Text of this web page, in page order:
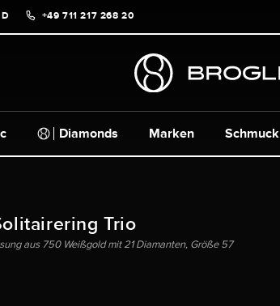
+49 711 217 268 20
Diamonds Marken Schmuck
Trio
aus 750 Weißgold mit 21 Diamanten, Größe 57